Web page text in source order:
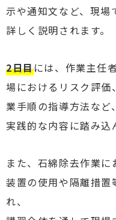
示や通知文など、現場
詳しく説明されます。
2日目には、作業主任
場におけるリスク評
業手順の指導方法など、
実践的な内容に踏み込
また、石綿除去作業
装置の使用や隔離措置
れ、